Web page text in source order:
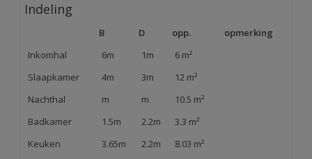
Indeling
B D opp.
opmerking
Inkomhal
6m 1m
6 m²
Slaapkamer
4m 3m
12 m²
Nachthal
m m
10.5 m²
Badkamer
1.5m 2.2m
3.3 m²
Keuken
3.65m 2.2m
8.03 m²